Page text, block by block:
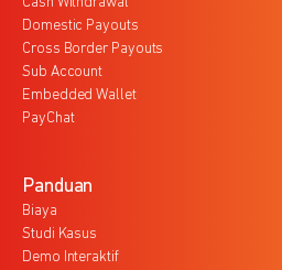
Domestic Payouts
Cross Border Payouts
Sub Account
Embedded Wallet
PayChat
Panduan
Biaya
Studi Kasus
Demo Interaktif